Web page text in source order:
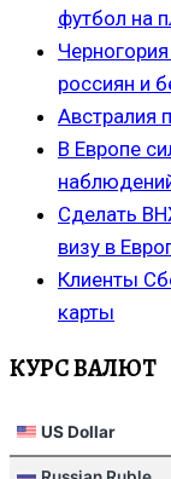
футбол на
россиян и
Австралия
В Европе
Сделать
визу в
Клиенты
карты
КУРС ВАЛЮТ